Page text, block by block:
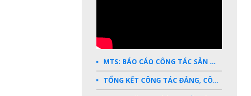
MTS: BÁO CÁO CÔNG TÁC SẢN XUẤT KINH DOANH 2025
TỔNG KẾT CÔNG TÁC ĐẢNG, CÔNG ĐOÀN, ĐOÀN THANH NIÊN 2025